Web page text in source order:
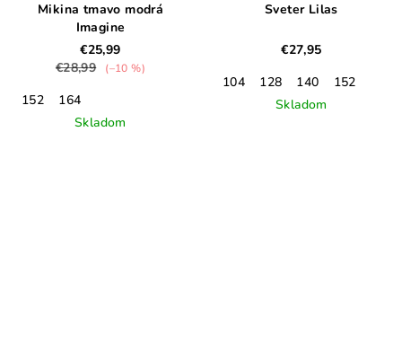
Mikina tmavo modrá
Imagine
€25,99
€28,99
(–10 %)
152
164
Skladom
Sveter Lilas
€27,95
104
128 140
152
Skladom